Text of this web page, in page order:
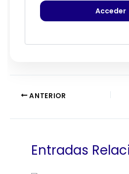
ANTERIOR
Entradas